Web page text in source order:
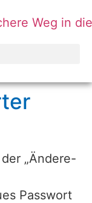
„Ändere-
Passwort